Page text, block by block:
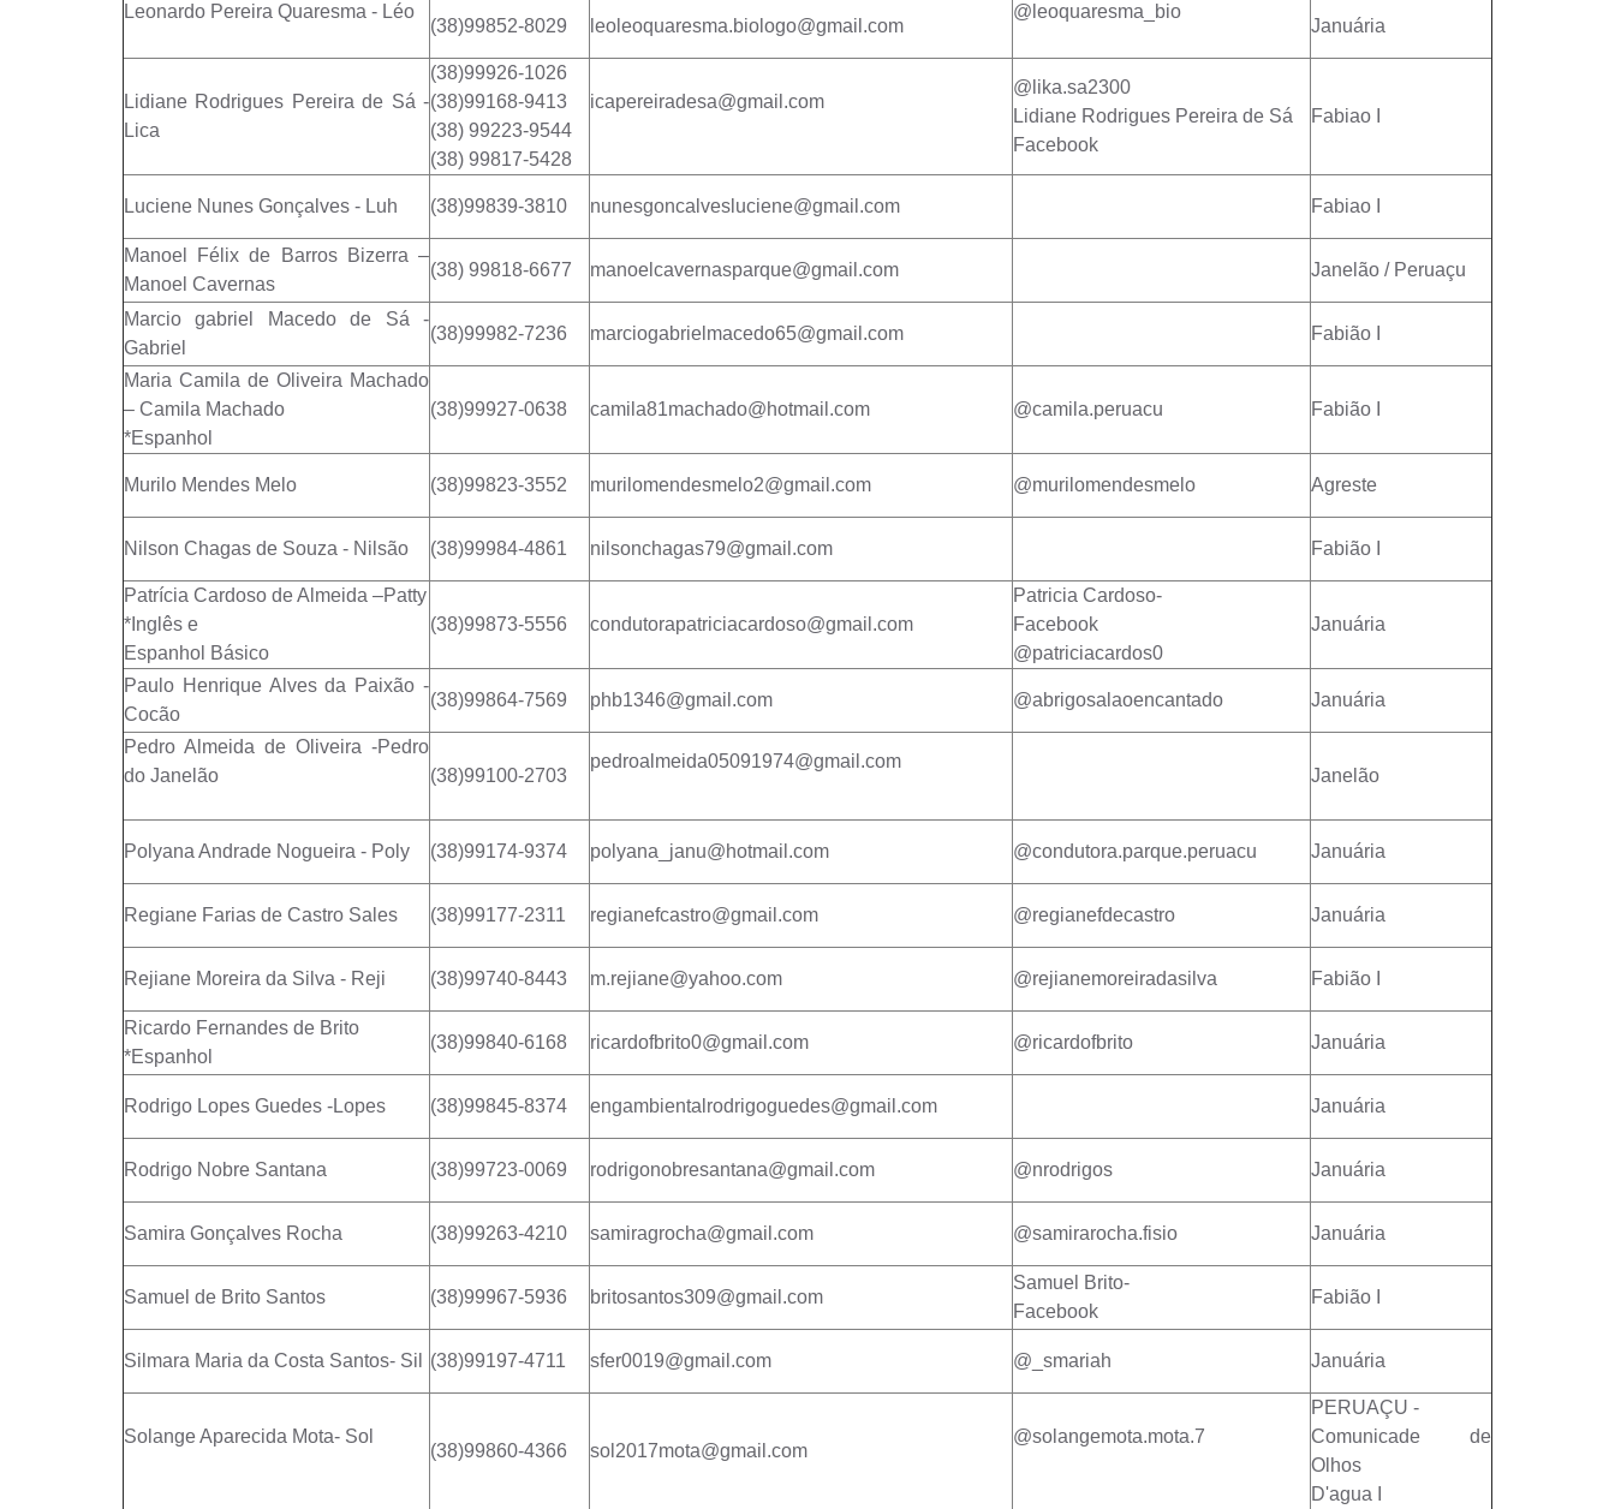
Leonardo Pereira Quaresma - Léo
(38)99852-8029 leoleoquaresma.biologo@gmail.com
@leoquaresma_bio
Januária
Lidiane Rodrigues Pereira de Sá -
Lica
(38)99926-1026
(38)99168-9413
(38) 99223-9544
(38) 99817-5428
icapereiradesa@gmail.com
@lika.sa2300
Lidiane Rodrigues Pereira de Sá
Facebook
Fabiao I
Luciene Nunes Gonçalves - Luh (38)99839-3810 nunesgoncalvesluciene@gmail.com Fabiao I
Manoel Félix de Barros Bizerra –
Manoel Cavernas
(38) 99818-6677 manoelcavernasparque@gmail.com Janelão / Peruaçu
Marcio gabriel Macedo de Sá -
Gabriel
(38)99982-7236 marciogabrielmacedo65@gmail.com Fabião I
Maria Camila de Oliveira Machado
– Camila Machado
*Espanhol
(38)99927-0638 camila81machado@hotmail.com @camila.peruacu Fabião I
Murilo Mendes Melo (38)99823-3552 murilomendesmelo2@gmail.com @murilomendesmelo Agreste
Nilson Chagas de Souza - Nilsão (38)99984-4861 nilsonchagas79@gmail.com Fabião I
Patrícia Cardoso de Almeida –Patty
*Inglês e
Espanhol Básico
(38)99873-5556 condutorapatriciacardoso@gmail.com
Patricia Cardoso-
Facebook
@patriciacardos0
Januária
Paulo Henrique Alves da Paixão -
Cocão
(38)99864-7569 phb1346@gmail.com @abrigosalaoencantado Januária
Pedro Almeida de Oliveira -Pedro
do Janelão
(38)99100-2703
pedroalmeida05091974@gmail.com
Janelão
Polyana Andrade Nogueira - Poly (38)99174-9374 polyana_janu@hotmail.com @condutora.parque.peruacu Januária
Regiane Farias de Castro Sales (38)99177-2311 regianefcastro@gmail.com @regianefdecastro Januária
Rejiane Moreira da Silva - Reji (38)99740-8443 m.rejiane@yahoo.com @rejianemoreiradasilva Fabião I
Ricardo Fernandes de Brito
*Espanhol
(38)99840-6168 ricardofbrito0@gmail.com @ricardofbrito Januária
Rodrigo Lopes Guedes -Lopes (38)99845-8374 engambientalrodrigoguedes@gmail.com Januária
Rodrigo Nobre Santana (38)99723-0069 rodrigonobresantana@gmail.com @nrodrigos Januária
Samira Gonçalves Rocha (38)99263-4210 samiragrocha@gmail.com @samirarocha.fisio Januária
Samuel de Brito Santos (38)99967-5936 britosantos309@gmail.com
Samuel Brito-
Facebook
Fabião I
Silmara Maria da Costa Santos- Sil (38)99197-4711 sfer0019@gmail.com @_smariah Januária
Solange Aparecida Mota- Sol
(38)99860-4366 sol2017mota@gmail.com
@solangemota.mota.7
PERUAÇU -
Comunicade de
Olhos
D'agua I